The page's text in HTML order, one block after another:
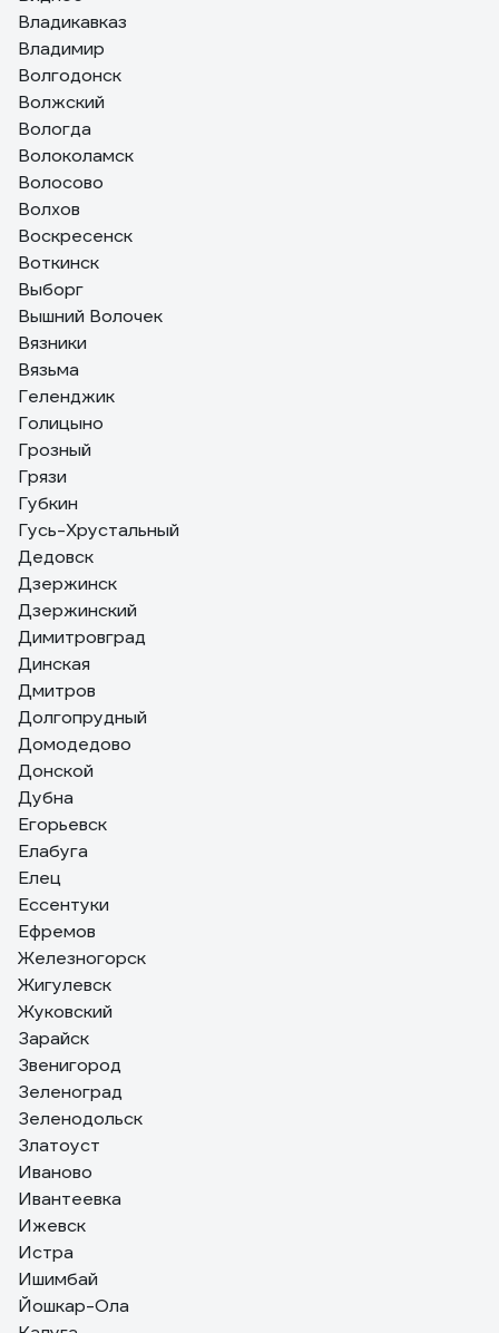
Владикавказ
Владимир
Волгодонск
Волжский
Вологда
Волоколамск
Волосово
Волхов
Воскресенск
Воткинск
Выборг
Вышний Волочек
Вязники
Вязьма
Геленджик
Голицыно
Грозный
Грязи
Губкин
Гусь-Хрустальный
Дедовск
Дзержинск
Дзержинский
Димитровград
Динская
Дмитров
Долгопрудный
Домодедово
Донской
Дубна
Егорьевск
Елабуга
Елец
Ессентуки
Ефремов
Железногорск
Жигулевск
Жуковский
Зарайск
Звенигород
Зеленоград
Зеленодольск
Златоуст
Иваново
Ивантеевка
Ижевск
Истра
Ишимбай
Йошкар-Ола